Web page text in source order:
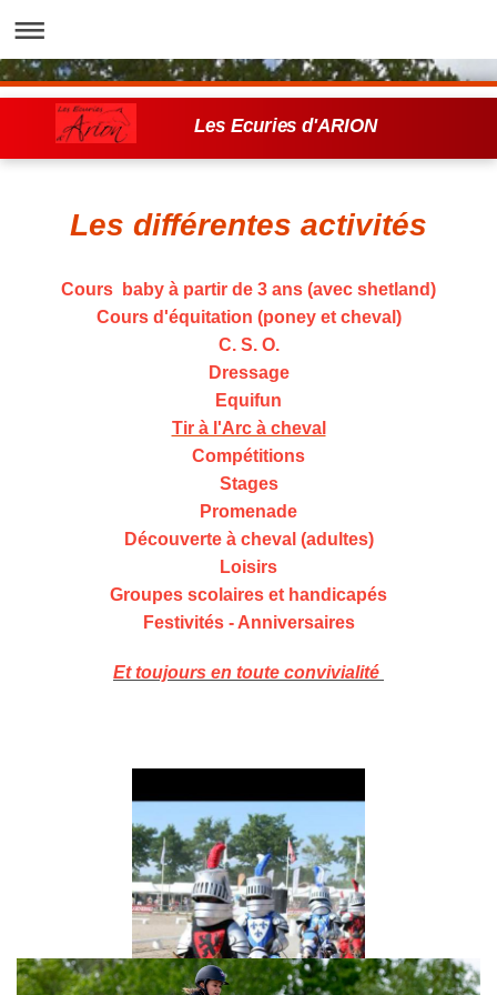
Les Ecuries d'ARION
Les différentes activités
Cours baby à partir de 3 ans (avec shetland)
Cours d'équitation (poney et cheval)
C. S. O.
Dressage
Equifun
Tir à l'Arc à cheval
Compétitions
Stages
Promenade
Découverte à cheval (adultes)
Loisirs
Groupes scolaires et handicapés
Festivités - Anniversaires
Et toujours en toute convivialité